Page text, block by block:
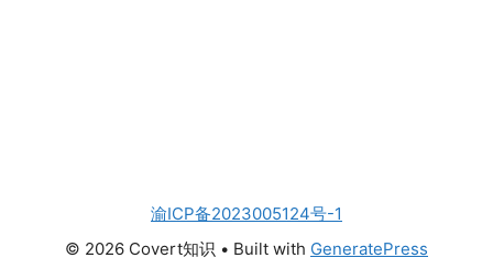
渝ICP备2023005124号-1
© 2026 Covert知识 • Built with GeneratePress